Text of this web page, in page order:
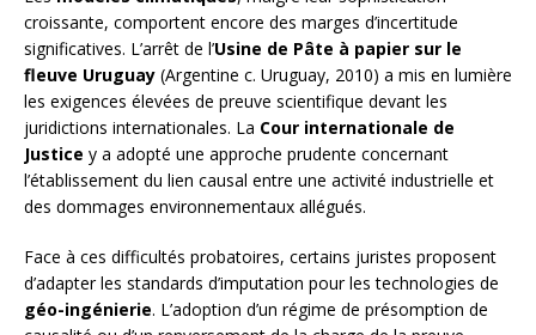
croissante, comportent encore des marges d’incertitude
significatives. L’arrêt de l’Usine de Pâte à papier sur le
fleuve Uruguay (Argentine c. Uruguay, 2010) a mis en lumière
les exigences élevées de preuve scientifique devant les
juridictions internationales. La Cour internationale de
Justice y a adopté une approche prudente concernant
l’établissement du lien causal entre une activité industrielle et
des dommages environnementaux allégués.
Face à ces difficultés probatoires, certains juristes proposent
d’adapter les standards d’imputation pour les technologies de
géo-ingénierie. L’adoption d’un régime de présomption de